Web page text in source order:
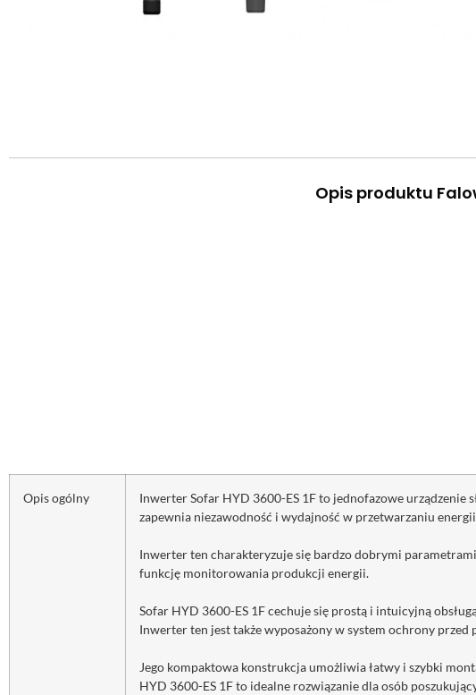
Opis produktu
Opis ogólny
Inwerter Sofar HYD 3600-ES 1F to jednofazowe urządzenie
zapewnia niezawodność i wydajność w przetwarzaniu
Inwerter ten charakteryzuje się bardzo dobrymi
funkcję monitorowania produkcji energii.
Sofar HYD 3600-ES 1F cechuje się prostą i intuicyjną
Inwerter ten jest także wyposażony w system ochrony
Jego kompaktowa konstrukcja umożliwia łatwy i szybki
HYD 3600-ES 1F to idealne rozwiązanie dla osób